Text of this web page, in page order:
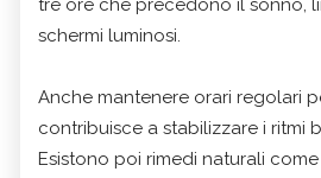
tre ore che precedono il sonno,
schermi luminosi.
Anche mantenere orari regolari
contribuisce a stabilizzare i ritmi
Esistono poi rimedi naturali come